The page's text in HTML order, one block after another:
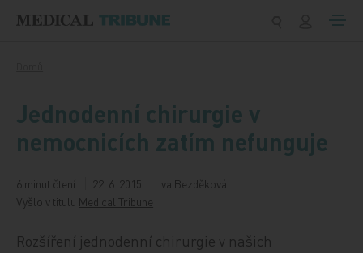
Jednodenní chirurgie v
nemocnicích zatím nefunguje
6 minut čtení 22. 6. 2015
Iva Bezděková
Vyšlo v titulu Medical Tribune
Rozšíření jednodenní chirurgie v našich